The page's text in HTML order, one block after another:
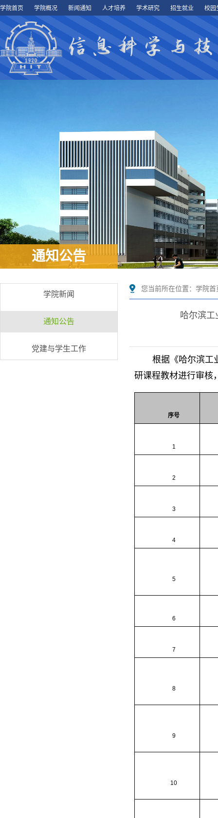
学院首页 学院概况 新闻通知 人才培养 学术研究 招生就业 校园
通知公告
学院新闻
通知公告
党建与学生工作
您当前所在位置： 学院首
哈尔滨工
根据《哈尔滨工
研课程教材进行审核
序号
1
2
3
4
5
6
7
8
9
10